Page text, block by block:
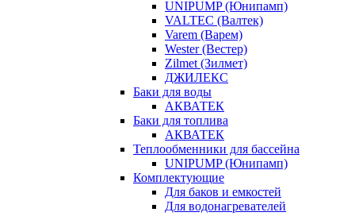
UNIPUMP (Юнипамп)
VALTEC (Валтек)
Varem (Варем)
Wester (Вестер)
Zilmet (Зилмет)
ДЖИЛЕКС
Баки для воды
АКВАТЕК
Баки для топлива
АКВАТЕК
Теплообменники для бассейна
UNIPUMP (Юнипамп)
Комплектующие
Для баков и емкостей
Для водонагревателей